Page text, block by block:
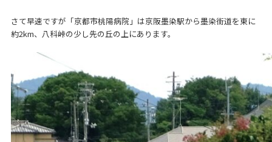
さて早速ですが「京都市桃陽病院」は京阪墨染駅から墨染街道を東に
約2km、八科峠の少し先の丘の上にあります。